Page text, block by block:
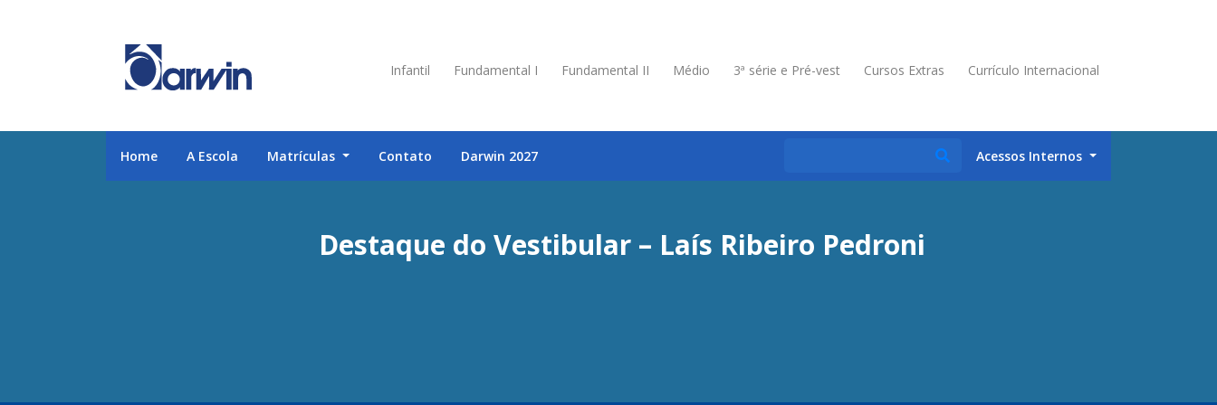
Infantil Fundamental I Fundamental II Médio 3ª série e Pré-vest Cursos Extras Currículo Internacional
Home A Escola Matrículas Contato Darwin 2027 Acessos Internos
Destaque do Vestibular – Laís Ribeiro Pedroni